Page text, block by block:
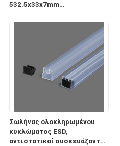
532.5x33x7mm
ESD για τη συσκευασία και τη
Σωλήνας ολοκληρωμένου
κυκλώματος ESD,
αντιστατικοί συσκευάζοντας